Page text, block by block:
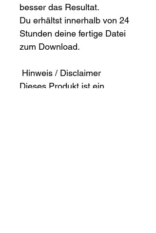
besser das Resultat.
Du erhältst innerhalb von 24
Stunden deine fertige Datei
zum Download.
Hinweis / Disclaimer
Dieses Produkt ist ein